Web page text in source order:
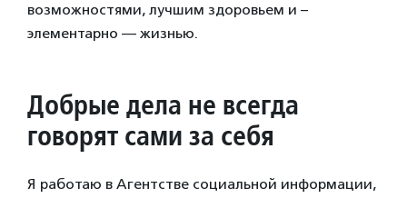
возможностями, лучшим здоровьем и –
элементарно — жизнью.
Добрые дела не всегда
говорят сами за себя
Я работаю в Агентстве социальной информации,